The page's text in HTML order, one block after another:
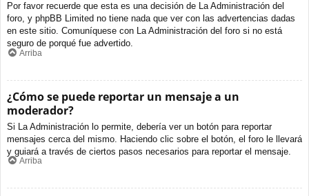
Por favor recuerde que esta es una decisión de La Administración del
foro, y phpBB Limited no tiene nada que ver con las advertencias dadas
en este sitio. Comuníquese con La Administración del foro si no está
seguro de porqué fue advertido.
Arriba
¿Cómo se puede reportar un mensaje a un
moderador?
Si La Administración lo permite, debería ver un botón para reportar
mensajes cerca del mismo. Haciendo clic sobre el botón, el foro le llevará
y guiará a través de ciertos pasos necesarios para reportar el mensaje.
Arriba